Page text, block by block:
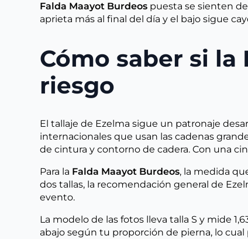
Falda Maayot Burdeos puesta se sienten
aprieta más al final del día y el bajo sigue
Cómo saber si
riesgo
El tallaje de Ezelma sigue un patronaje
internacionales que usan las cadenas
de cintura y contorno de cadera. Con una
Para la Falda Maayot Burdeos, la medida
dos tallas, la recomendación general de
evento.
La modelo de las fotos lleva talla S y mide
abajo según tu proporción de pierna, lo